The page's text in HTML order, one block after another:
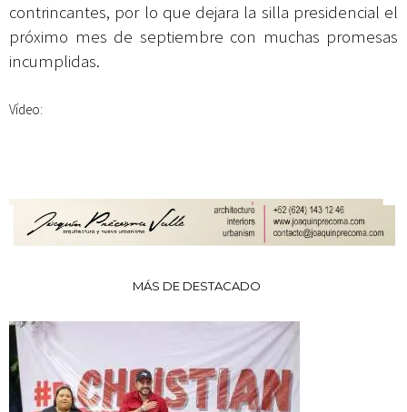
contrincantes, por lo que dejara la silla presidencial el
próximo mes de septiembre con muchas promesas
incumplidas.
Vídeo:
MÁS DE DESTACADO